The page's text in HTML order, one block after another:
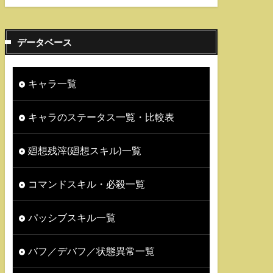
データベース
キャラ一覧
キャラのステータス一覧・比較表
廻想残滓(廻想スキル)一覧
コマンドスキル・必殺一覧
パッシブスキル一覧
バフ／デバフ／状態異常一覧